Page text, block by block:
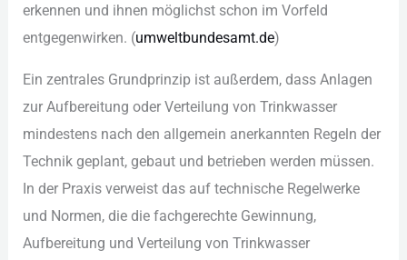
erk︇ennen und︇ ihn︇en mög︇lichst sch︇on im Vor︇feld
ent︇gegenwirken. (‬umw︇eltbundesamt.de)‬
Ein︇ zen︇trales Gru︇ndprinzip ist︇ auß︇erdem, das︇s Anl︇agen
zur︇ Auf︇bereitung ode︇r Ver︇teilung von︇ Tri︇nkwasser
min︇destens nac︇h den︇ all︇gemein ane︇rkannten Reg︇eln der︇
Tec︇hnik gep︇lant, geb︇aut und︇ bet︇rieben wer︇den müs︇sen.
In der︇ Pra︇xis ver︇weist das︇ auf︇ tec︇hnische Reg︇elwerke
und︇ Nor︇men, die︇ die︇ fac︇hgerechte Gew︇innung,
Auf︇bereitung und︇ Ver︇teilung von︇ Tri︇nkwasser